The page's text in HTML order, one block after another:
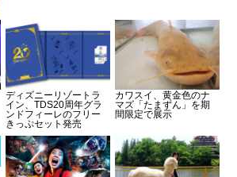
ディズニーリゾートラ
イン、TDS20周年グラ
ンドフィーレのフリー
きっぷセット発売
カワスイ、黄金色のナ
マズ「たまずん」を期
間限定で展示